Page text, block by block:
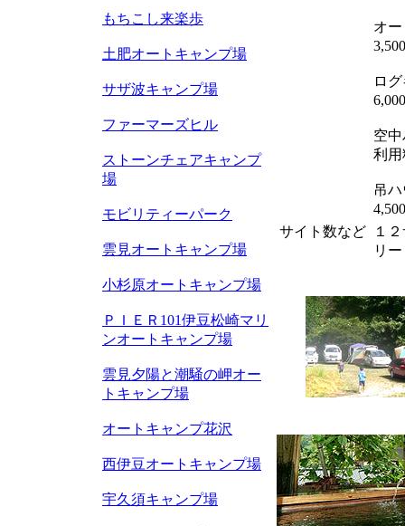
オ
ロ
空
利用
吊
サイト数など
１
リ
もちこし来楽歩
土肥オートキャンプ場
サザ波キャンプ場
ファーマーズヒル
ストーンチェアキャンプ
場
モビリティーパーク
雲見オートキャンプ場
小杉原オートキャンプ場
ＰＩＥＲ101伊豆松崎マリ
ンオートキャンプ場
雲見夕陽と潮騒の岬オー
トキャンプ場
オートキャンプ花沢
西伊豆オートキャンプ場
宇久須キャンプ場